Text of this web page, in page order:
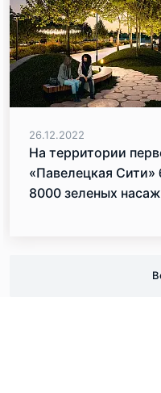
26.12.2022
На территории
«Павелецкая
8000 зеленых